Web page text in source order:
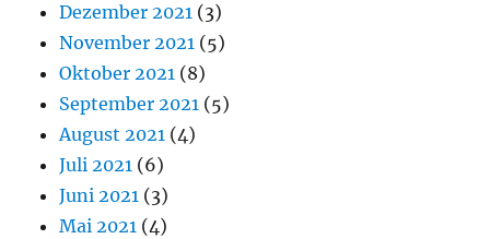
Dezember 2021 (3)
November 2021 (5)
Oktober 2021 (8)
September 2021 (5)
August 2021 (4)
Juli 2021 (6)
Juni 2021 (3)
Mai 2021 (4)